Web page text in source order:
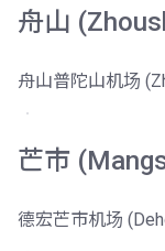
舟山
舟山普陀山机场
芒市
德宏芒市机场